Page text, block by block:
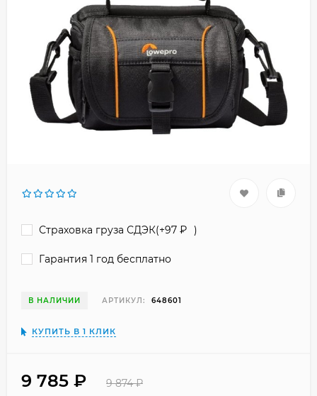
Страховка груза СДЭК(+97 )
Гарантия 1 год бесплатно
В НАЛИЧИИ АРТИКУЛ: 648601
КУПИТЬ В 1 КЛИК
9 785 9 874